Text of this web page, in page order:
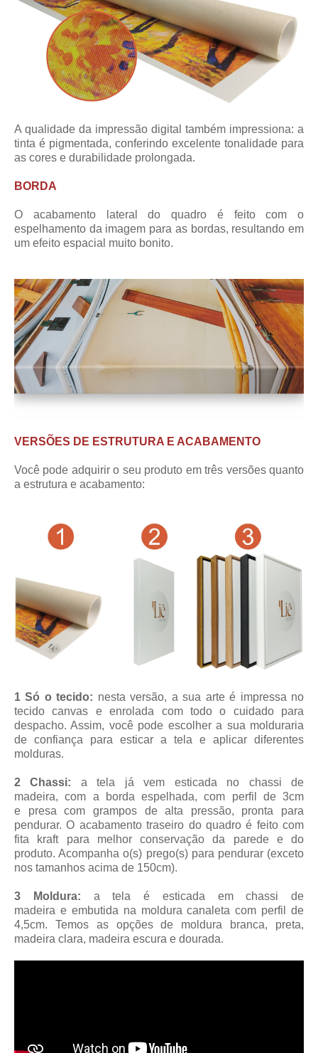
A qualidade da impressão digital também impressiona: a
tinta é pigmentada, conferindo excelente tonalidade para
as cores e durabilidade prolongada.
BORDA
O acabamento lateral do quadro é feito com o
espelhamento da imagem para as bordas, resultando em
um efeito espacial muito bonito.
VERSÕES DE ESTRUTURA E ACABAMENTO
Você pode adquirir o seu produto em três versões quanto
a estrutura e acabamento:
1 Só o tecido: nesta versão, a sua arte é impressa no
tecido canvas e enrolada com todo o cuidado para
despacho. Assim, você pode escolher a sua molduraria
de confiança para esticar a tela e aplicar diferentes
molduras.
2 Chassi: a tela já vem esticada no chassi de
madeira, com a borda espelhada, com perfil de 3cm
e presa com grampos de alta pressão, pronta para
pendurar. O acabamento traseiro do quadro é feito com
fita kraft para melhor conservação da parede e do
produto. Acompanha o(s) prego(s) para pendurar (exceto
nos tamanhos acima de 150cm).
3 Moldura:
a tela é esticada em chassi de
madeira e embutida na moldura canaletacom perfil de
4,5cm. Temos as opções de moldura branca, preta,
madeira clara, madeira escura e dourada.